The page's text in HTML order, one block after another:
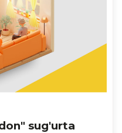
sug'urta